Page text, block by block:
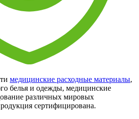
медицинские расходные материалы,
белья и одежды, медицинские
различных мировых
сертифицирована.